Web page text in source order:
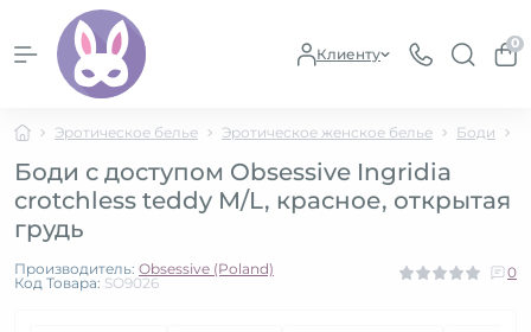
Клиенту
0
Эротическое белье Эротическое женское белье Боди
Боди с доступом Obsessive Ingridia
crotchless teddy M/L, красное, открытая
грудь
Производитель: Obsessive (Poland)
Код Товара: SO9026
0